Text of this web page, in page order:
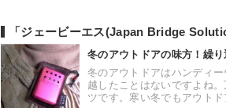
「ジェービーエス(Japan Bridge
冬のアウトドアの味方！繰
冬のアウトドアはハンディ
越したことはないですよね
ツです。寒い冬でもアウト